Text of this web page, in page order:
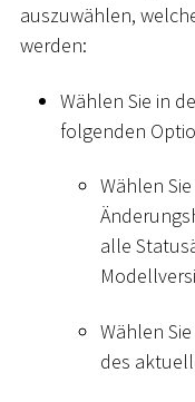
auszuwählen,
werden:
Wählen Sie in
folgenden
Wählen Sie
alle
Wählen Sie
des